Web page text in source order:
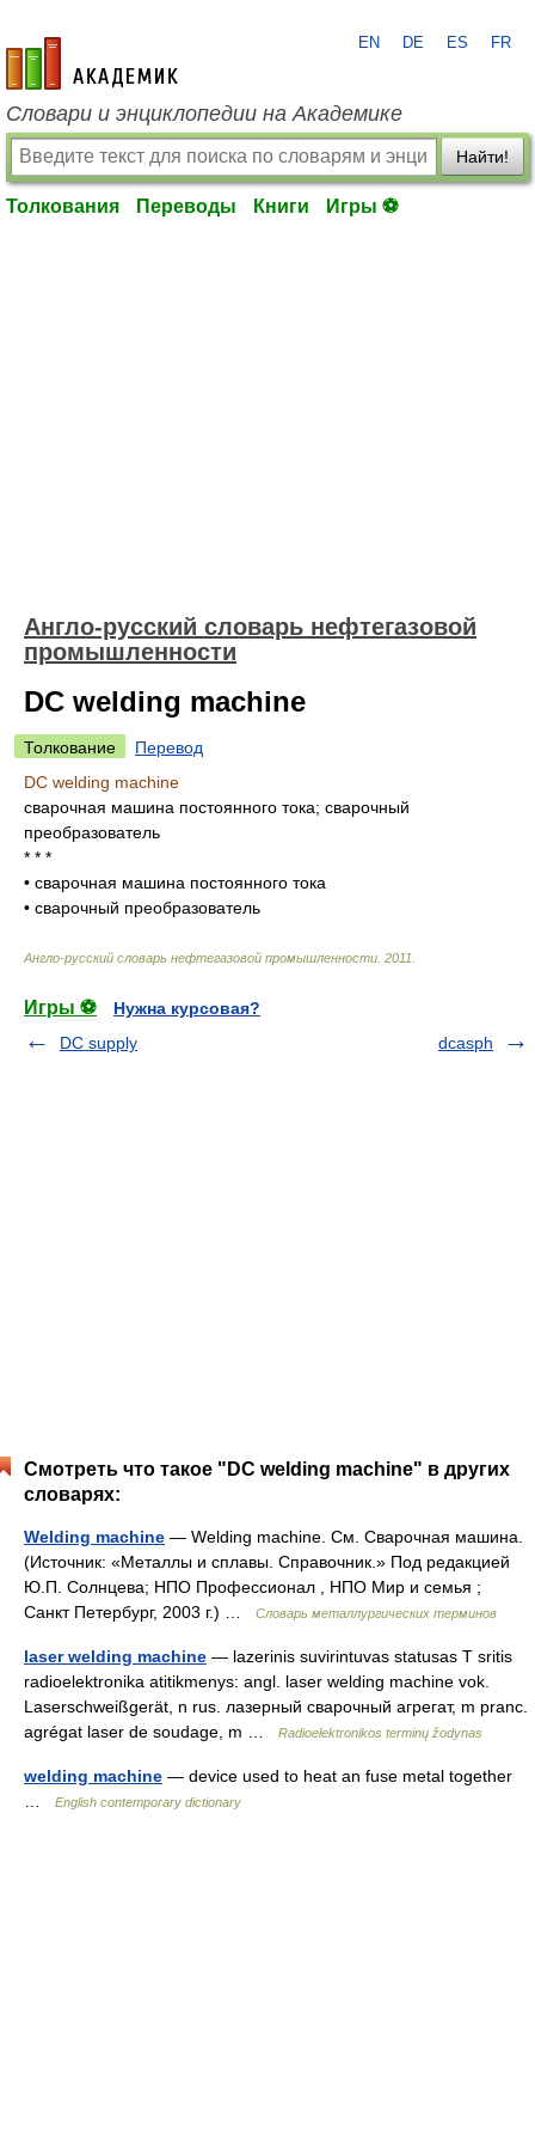
academic.ru
EN DE ES FR
Словари и энциклопедии на Академике
Найти!
Толкования Переводы Книги Игры ⚽
Англо-русский словарь нефтегазовой
промышленности
DC welding machine
Толкование
Перевод
DC welding machine
сварочная машина постоянного тока; сварочный
преобразователь
* * *
• сварочная машина постоянного тока
• сварочный преобразователь
Англо-русский словарь нефтегазовой промышленности 2011
Игры ⚽
Нужна курсовая?
DC supply
dcasph
Смотреть что такое "DC welding machine" в других
словарях:
Welding machine — Welding machine. См. Сварочная машина.
(Источник: «Металлы и сплавы. Справочник.» Под редакцией
Ю.П. Солнцева; НПО Профессионал , НПО Мир и семья ;
Санкт Петербург, 2003 г.) …
Словарь металлургических терминов
laser welding machine — lazerinis suvirintuvas statusas T sritis
radioelektronika atitikmenys: angl. laser welding machine vok.
Laserschweißgerät, n rus. лазерный сварочный агрегат, m pranc.
agrégat laser de soudage, m …
Radioelektronikos terminų žodynas
welding machine — device used to heat an fuse metal together
English contemporary dictionary